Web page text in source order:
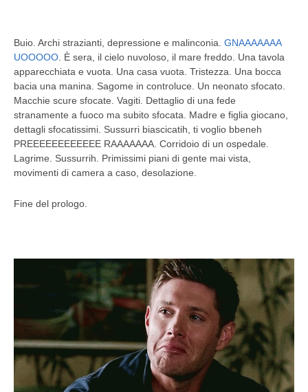
Buio. Archi strazianti, depressione e malinconia. GNAAAAAAA
UOOOOO . È sera, il cielo nuvoloso, il mare freddo. Una tavola
apparecchiata e vuota. Una casa vuota. Tristezza. Una bocca
bacia una manina. Sagome in controluce. Un neonato sfocato.
Macchie scure sfocate. Vagiti. Dettaglio di una fede
stranamente a fuoco ma subito sfocata. Madre e figlia giocano,
dettagli sfocatissimi. Sussurri biascicatih, ti voglio bbeneh
PREEEEEEEEEEEE RAAAAAAA. Corridoio di un ospedale.
Lagrime. Sussurrih. Primissimi piani di gente mai vista,
movimenti di camera a caso, desolazione.
Fine del prologo.